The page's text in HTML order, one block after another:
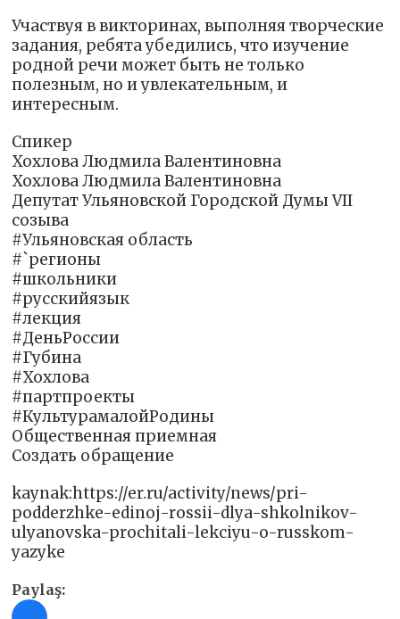
Участвуя в викторинах, выполняя творческие
задания, ребята убедились, что изучение
родной речи может быть не только
полезным, но и увлекательным, и
интересным.
Спикер
Хохлова Людмила Валентиновна
Хохлова Людмила Валентиновна
Депутат Ульяновской Городской Думы VII
созыва
#Ульяновская область
#`регионы
#школьники
#русскийязык
#лекция
#ДеньРоссии
#Губина
#Хохлова
#партпроекты
#КультурамалойРодины
Общественная приемная
Создать обращение
kaynak:https://er.ru/activity/news/pri-
podderzhke-edinoj-rossii-dlya-shkolnikov-
ulyanovska-prochitali-lekciyu-o-russkom-
yazyke
Paylaş: